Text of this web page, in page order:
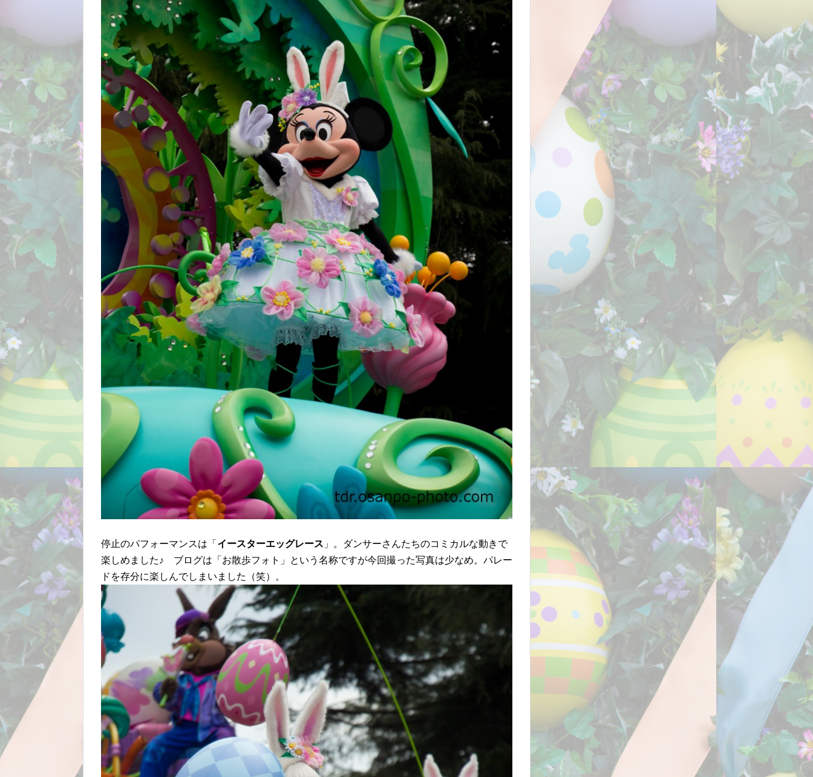
停止のパフォーマンスは「 イースターエッグレース 」。ダンサーさんたちのコミカルな動きで
楽しめました♪ ブログは「お散歩フォト」という名称ですが今回撮った写真は少なめ。パレー
ドを存分に楽しんでしまいました（笑）。